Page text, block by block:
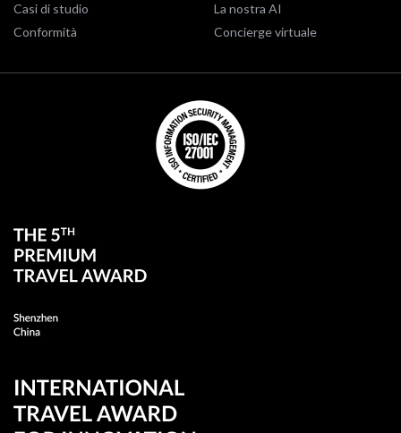
Casi di studio
Conformità
La nostra AI
Concierge virtuale